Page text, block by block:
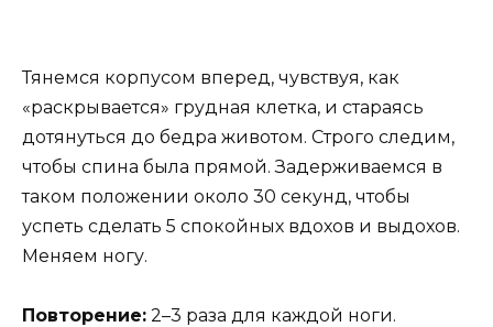
Тянемся корпусом вперед, чувствуя, как
«раскрывается» грудная клетка, и стараясь
дотянуться до бедра животом. Строго следим,
чтобы спина была прямой. Задерживаемся в
таком положении около 30 секунд, чтобы
успеть сделать 5 спокойных вдохов и выдохов.
Меняем ногу.
Повторение: 2–3 раза для каждой ноги.